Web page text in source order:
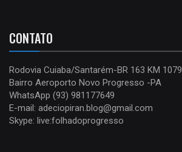
CONTATO
Rodovia Cuiaba/Santarém-BR 163 KM 1079
Bairro Aeroporto Novo Progresso -PA
WhatsApp (93) 981177649
E-mail: adeciopiran.blog@gmail.com
Skype: live:folhadoprogresso